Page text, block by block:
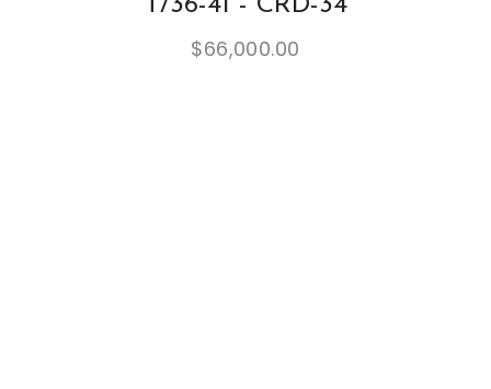
T/36-41 - CRD-34
$66,000.00